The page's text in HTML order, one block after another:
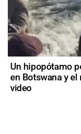
Un hipopótamo
en Botswana y
video